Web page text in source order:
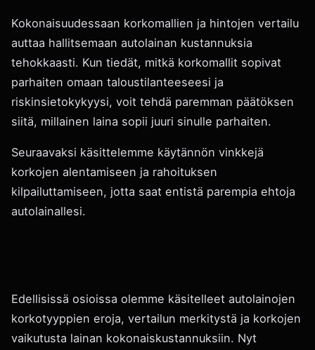
Kokonaisuudessaan korkomallien ja hintojen vertailu
auttaa hallitsemaan autolainan kustannuksia
tehokkaasti. Kun tiedät, mitkä korkomallit sopivat
parhaiten omaan taloustilanteeseesi ja
riskinsietokykyysi, voit tehdä paremman päätöksen
siitä, millainen laina sopii juuri sinulle parhaiten.
Seuraavaksi käsittelemme käytännön vinkkejä
korkojen alentamiseen ja rahoituksen
kilpailuttamiseen, jotta saat entistä parempia ehtoja
autolainallesi.
Edellisissä osioissa olemme käsitelleet autolainojen
korkotyyppien eroja, vertailun merkitystä ja korkojen
vaikutusta lainan kokonaiskustannuksiin. Nyt